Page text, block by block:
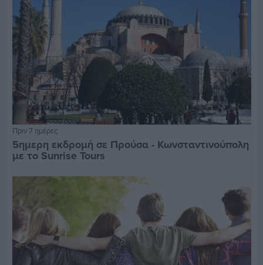
Πριν 7 ημέρες
5ημερη εκδρομή σε Προύσα - Κωνσταντινούπολη
με το Sunrise Tours